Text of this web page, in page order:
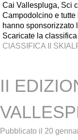
Cai Vallespluga, Sci
Campodolcino e
hanno sponsorizzato
Scaricate la classifica
ClASSIFICA II
II
Pubblicato il 20